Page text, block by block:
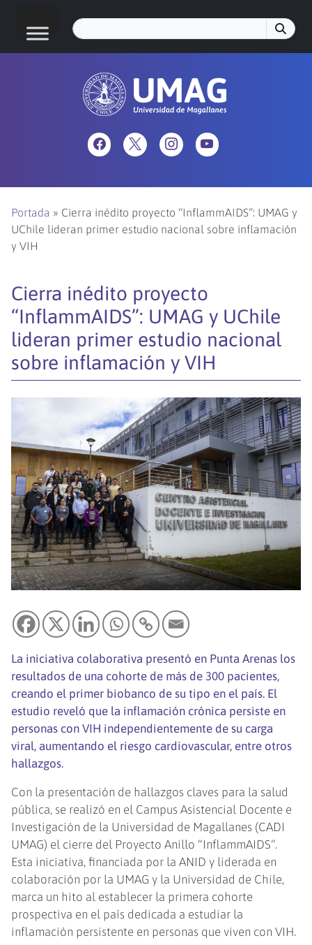
Portada » Cierra inédito proyecto “InflammAIDS”: UMAG y
UChile lideran primer estudio nacional sobre inflamación
y VIH
Cierra inédito proyecto
“InflammAIDS”: UMAG y UChile
lideran primer estudio nacional
sobre inflamación y VIH
La iniciativa colaborativa presentó en Punta Arenas los
resultados de una cohorte de más de 300 pacientes,
creando el primer biobanco de su tipo en el país. El
estudio reveló que la inflamación crónica persiste en
personas con VIH independientemente de su carga
viral, aumentando el riesgo cardiovascular, entre otros
hallazgos.
Con la presentación de hallazgos claves para la salud
pública, se realizó en el Campus Asistencial Docente e
Investigación de la Universidad de Magallanes (CADI
UMAG) el cierre del Proyecto Anillo “InflammAIDS”.
Esta iniciativa, financiada por la ANID y liderada en
colaboración por la UMAG y la Universidad de Chile,
marca un hito al establecer la primera cohorte
prospectiva en el país dedicada a estudiar la
inflamación persistente en personas que viven con VIH.